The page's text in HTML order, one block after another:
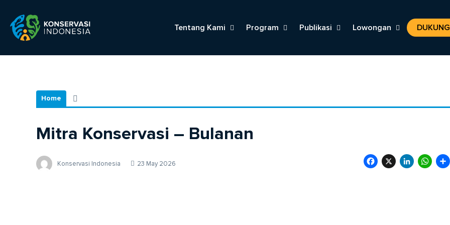
Tentang Kami Program Publikasi Lowongan
Home
Mitra Konservasi – Bulanan
Konservasi Indonesia 23 May 2026 Facebook
X LinkedIn